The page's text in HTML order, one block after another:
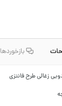
بازخوردها
زغالی طرح فانتزی